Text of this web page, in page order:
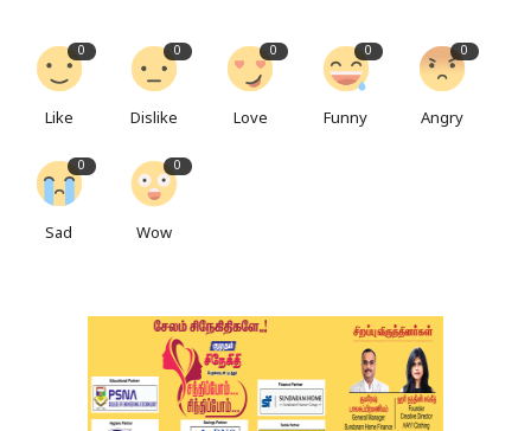
0
Like
0
Dislike
0
Love
0
Funny
0
Angry
0
Sad
0
Wow